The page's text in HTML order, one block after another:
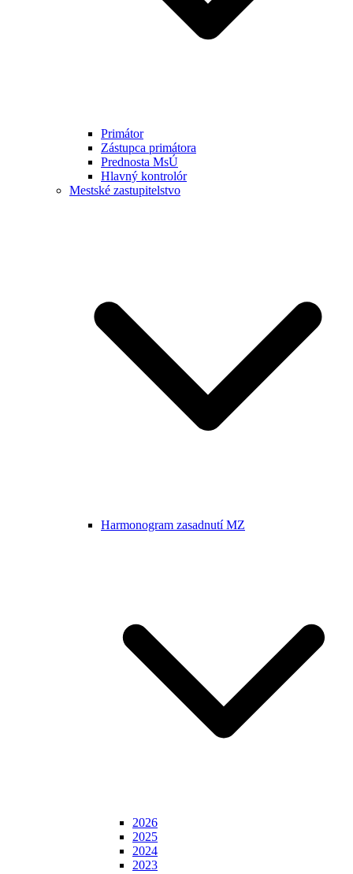
Primátor
Zástupca primátora
Prednosta MsÚ
Hlavný kontrolór
Mestské zastupitelstvo
Harmonogram zasadnutí MZ
2026
2025
2024
2023